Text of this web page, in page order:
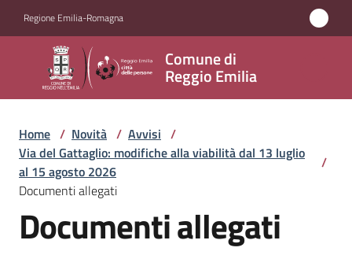
Regione Emilia-Romagna
Comune di
Reggio Emilia
Comune
di
Reggio
Emilia
Amministrazione
Servizi
Home / Novità / Avvisi /
Via del Gattaglio: modifiche alla viabilità dal 13 luglio
al 15 agosto 2026
/
Documenti allegati
Documenti allegati